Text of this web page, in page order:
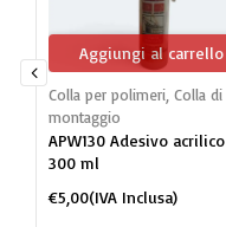
Aggiungi al carrello
Colla per polimeri, Colla di
montaggio
APW130 Adesivo acrilico
300 ml
€5,00(IVA Inclusa)